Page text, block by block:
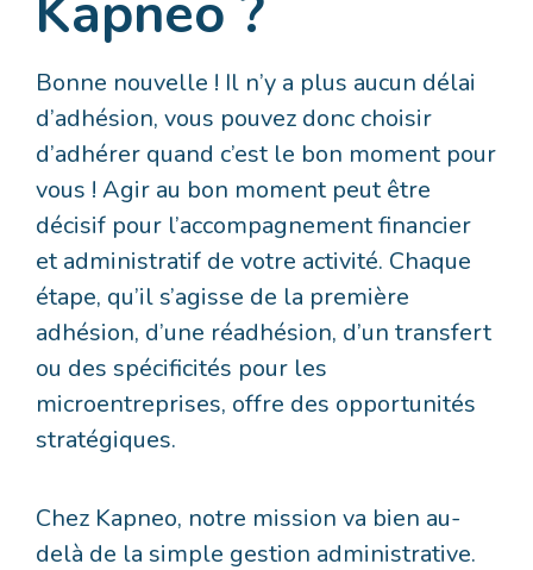
Kapneo ?
Bonne nouvelle ! Il n’y a plus aucun délai
d’adhésion, vous pouvez donc choisir
d’adhérer quand c’est le bon moment pour
vous ! Agir au bon moment peut être
décisif pour l’accompagnement financier
et administratif de votre activité. Chaque
étape, qu’il s’agisse de la première
adhésion, d’une réadhésion, d’un transfert
ou des spécificités pour les
microentreprises, offre des opportunités
stratégiques.
Chez Kapneo, notre mission va bien au-
delà de la simple gestion administrative.